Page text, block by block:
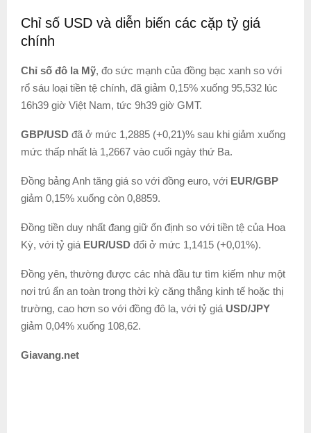
Chỉ số USD và diễn biến các cặp tỷ giá
chính
Chỉ số đô la Mỹ, đo sức mạnh của đồng bạc xanh so với
rổ sáu loại tiền tệ chính, đã giảm 0,15% xuống 95,532 lúc
16h39 giờ Việt Nam, tức 9h39 giờ GMT.
GBP/USD đã ở mức 1,2885 (+0,21)% sau khi giảm xuống
mức thấp nhất là 1,2667 vào cuối ngày thứ Ba.
Đồng bảng Anh tăng giá so với đồng euro, với EUR/GBP
giảm 0,15% xuống còn 0,8859.
Đồng tiền duy nhất đang giữ ổn định so với tiền tệ của Hoa
Kỳ, với tỷ giá EUR/USD đổi ở mức 1,1415 (+0,01%).
Đồng yên, thường được các nhà đầu tư tìm kiếm như một
nơi trú ẩn an toàn trong thời kỳ căng thẳng kinh tế hoặc thị
trường, cao hơn so với đồng đô la, với tỷ giá USD/JPY
giảm 0,04% xuống 108,62.
Giavang.net